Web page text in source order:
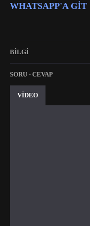
WHATSAPP'A GIT
BİLGİ
SORU - CEVAP
VİDEO